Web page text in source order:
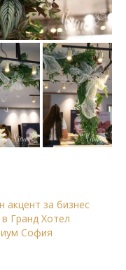
акцент за бизнес
Гранд Хотел
София